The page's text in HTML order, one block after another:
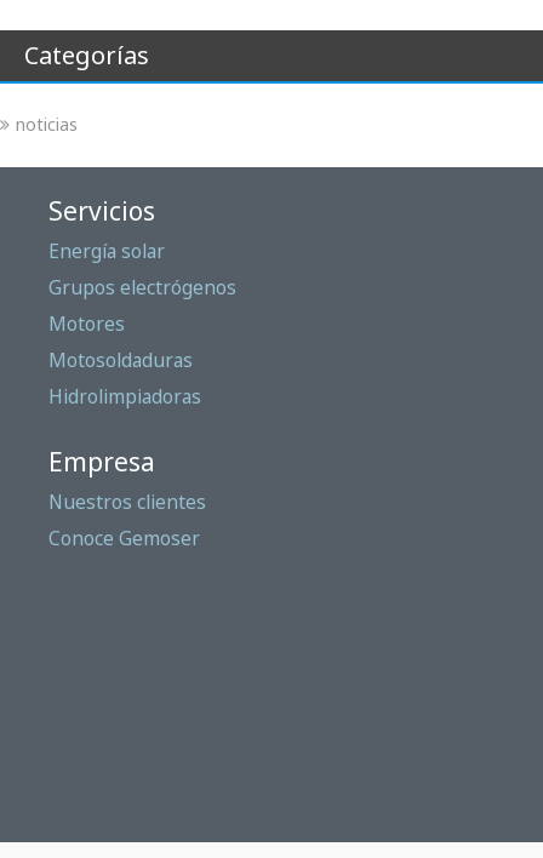
Categorías
noticias
Servicios
Energía solar
Grupos electrógenos
Motores
Motosoldaduras
Hidrolimpiadoras
Empresa
Nuestros clientes
Conoce Gemoser